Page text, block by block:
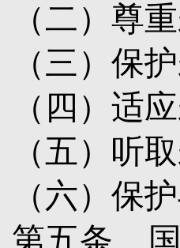
（二）尊
（三）保
（四）适
（五）听
（六）保
第五条 国